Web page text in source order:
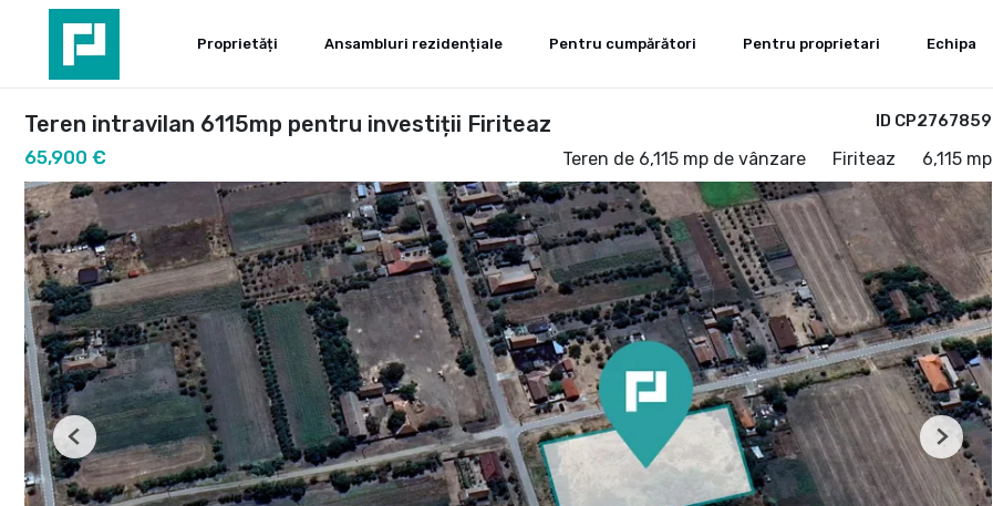
Proprietăți Ansambluri rezidențiale Pentru cumpărători Pentru proprietari Echipa
ID CP2767859
Teren intravilan 6115mp pentru investiții Firiteaz
65,900 € Teren de 6,115 mp de vânzare Firiteaz 6,115 mp
Previous Next